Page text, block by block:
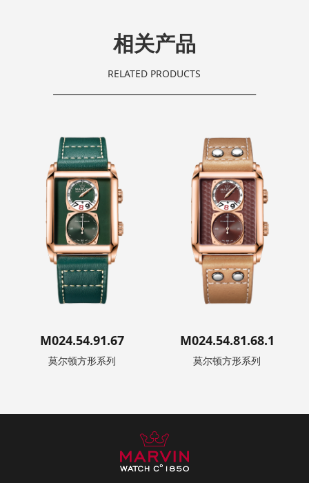
相关产品
RELATED PRODUCTS
M024.54.91.67
莫尔顿方形系列
M024.54.81.68.1
莫尔顿方形系列